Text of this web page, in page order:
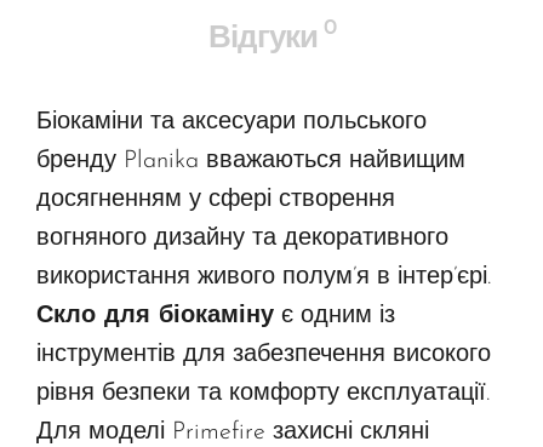
Відгуки 0
Біокаміни та аксесуари польського
бренду Planika вважаються найвищим
досягненням у сфері створення
вогняного дизайну та декоративного
використання живого полум’я в інтер’єрі.
Скло для біокаміну є одним із
інструментів для забезпечення високого
рівня безпеки та комфорту експлуатації.
Для моделі Primefire захисні скляні